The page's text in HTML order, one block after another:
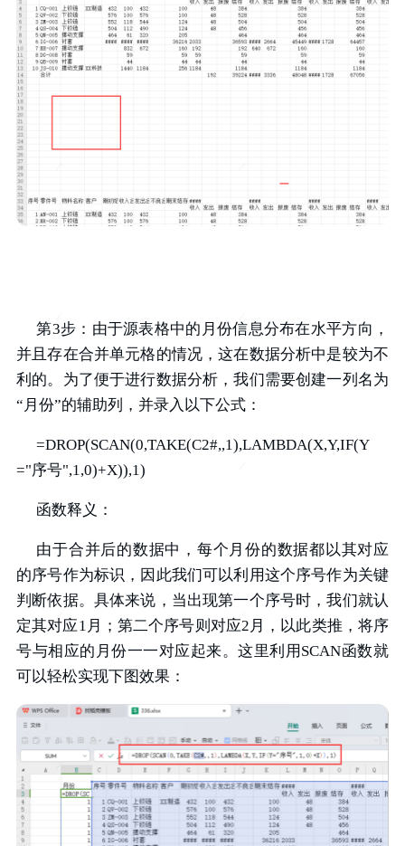
第3步：由于源表格中的月份信息分布在水平方向，
并且存在合并单元格的情况，这在数据分析中是较为不
利的。为了便于进行数据分析，我们需要创建一列名为
“月份”的辅助列，并录入以下公式：
=DROP(SCAN(0,TAKE(C2#,,1),LAMBDA(X,Y,IF(Y
="序号",1,0)+X)),1)
函数释义：
由于合并后的数据中，每个月份的数据都以其对应
的序号作为标识，因此我们可以利用这个序号作为关键
判断依据。具体来说，当出现第一个序号时，我们就认
定其对应1月；第二个序号则对应2月，以此类推，将序
号与相应的月份一一对应起来。这里利用SCAN函数就
可以轻松实现下图效果：